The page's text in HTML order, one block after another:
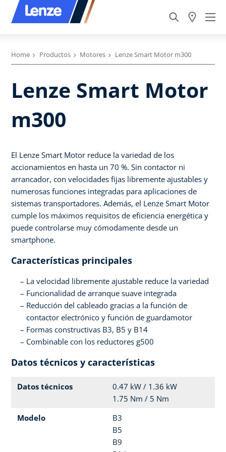
Home Productos Motores Lenze Smart Motor m300
Lenze Smart Motor
m300
El Lenze Smart Motor reduce la variedad de los
accionamientos en hasta un 70 %. Sin contactor ni
arrancador, con velocidades fijas libremente ajustables y
numerosas funciones integradas para aplicaciones de
sistemas transportadores. Además, el Lenze Smart Motor
cumple los máximos requisitos de eficiencia energética y
puede controlarse muy cómodamente desde un
smartphone.
Características principales
La velocidad libremente ajustable reduce la variedad
Funcionalidad de arranque suave integrada
Reducción del cableado gracias a la función de
contactor electrónico y función de guardamotor
Formas constructivas B3, B5 y B14
Combinable con los reductores g500
Datos técnicos y características
Datos técnicos
0.47 kW / 1.36 kW
1.75 Nm / 5 Nm
Modelo
B3
B5
B9